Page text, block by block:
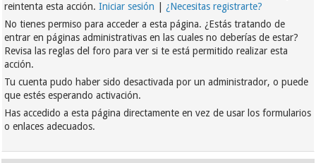
reintenta esta acción.Iniciar sesión |¿Necesitas registrarte?
No tienes permiso para acceder a esta página. ¿Estás tratando de
entrar en páginas administrativas en las cuales no deberías de estar?
Revisa las reglas del foro para ver si te está permitido realizar esta
acción.
Tu cuenta pudo haber sido desactivada por un administrador, o puede
que estés esperando activación.
Has accedido a esta página directamente en vez de usar los formularios
o enlaces adecuados.